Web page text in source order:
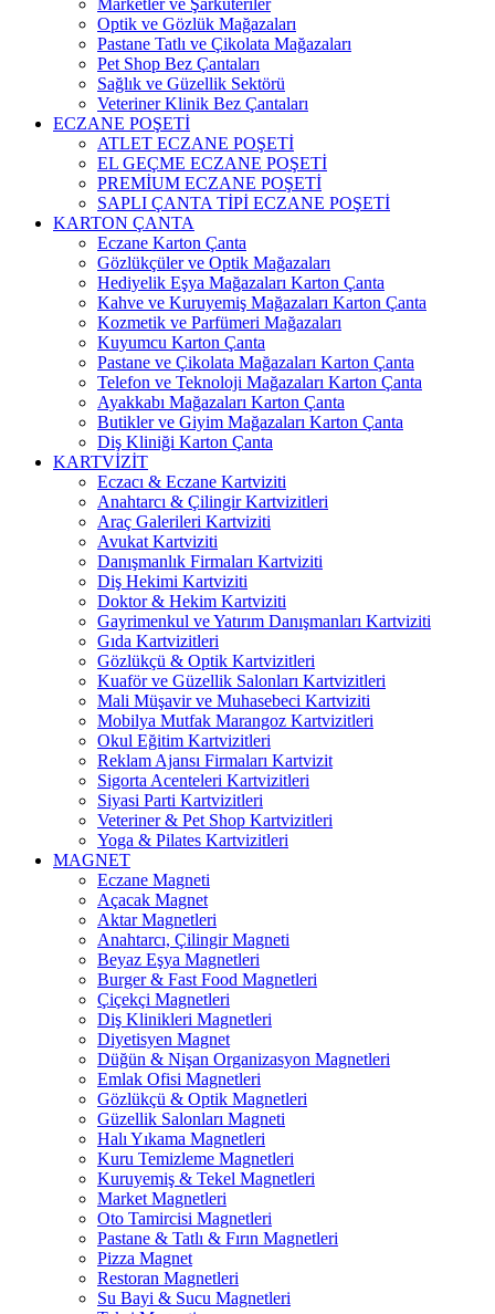
Marketler ve Şarküteriler
Optik ve Gözlük Mağazaları
Pastane Tatlı ve Çikolata Mağazaları
Pet Shop Bez Çantaları
Sağlık ve Güzellik Sektörü
Veteriner Klinik Bez Çantaları
ECZANE POŞETİ
ATLET ECZANE POŞETİ
EL GEÇME ECZANE POŞETİ
PREMİUM ECZANE POŞETİ
SAPLI ÇANTA TİPİ ECZANE POŞETİ
KARTON ÇANTA
Eczane Karton Çanta
Gözlükçüler ve Optik Mağazaları
Hediyelik Eşya Mağazaları Karton Çanta
Kahve ve Kuruyemiş Mağazaları Karton Çanta
Kozmetik ve Parfümeri Mağazaları
Kuyumcu Karton Çanta
Pastane ve Çikolata Mağazaları Karton Çanta
Telefon ve Teknoloji Mağazaları Karton Çanta
Ayakkabı Mağazaları Karton Çanta
Butikler ve Giyim Mağazaları Karton Çanta
Diş Kliniği Karton Çanta
KARTVİZİT
Eczacı & Eczane Kartviziti
Anahtarcı & Çilingir Kartvizitleri
Araç Galerileri Kartviziti
Avukat Kartviziti
Danışmanlık Firmaları Kartviziti
Diş Hekimi Kartviziti
Doktor & Hekim Kartviziti
Gayrimenkul ve Yatırım Danışmanları Kartviziti
Gıda Kartvizitleri
Gözlükçü & Optik Kartvizitleri
Kuaför ve Güzellik Salonları Kartvizitleri
Mali Müşavir ve Muhasebeci Kartviziti
Mobilya Mutfak Marangoz Kartvizitleri
Okul Eğitim Kartvizitleri
Reklam Ajansı Firmaları Kartvizit
Sigorta Acenteleri Kartvizitleri
Siyasi Parti Kartvizitleri
Veteriner & Pet Shop Kartvizitleri
Yoga & Pilates Kartvizitleri
MAGNET
Eczane Magneti
Açacak Magnet
Aktar Magnetleri
Anahtarcı, Çilingir Magneti
Beyaz Eşya Magnetleri
Burger & Fast Food Magnetleri
Çiçekçi Magnetleri
Diş Klinikleri Magnetleri
Diyetisyen Magnet
Düğün & Nişan Organizasyon Magnetleri
Emlak Ofisi Magnetleri
Gözlükçü & Optik Magnetleri
Güzellik Salonları Magneti
Halı Yıkama Magnetleri
Kuru Temizleme Magnetleri
Kuruyemiş & Tekel Magnetleri
Market Magnetleri
Oto Tamircisi Magnetleri
Pastane & Tatlı & Fırın Magnetleri
Pizza Magnet
Restoran Magnetleri
Su Bayi & Sucu Magnetleri